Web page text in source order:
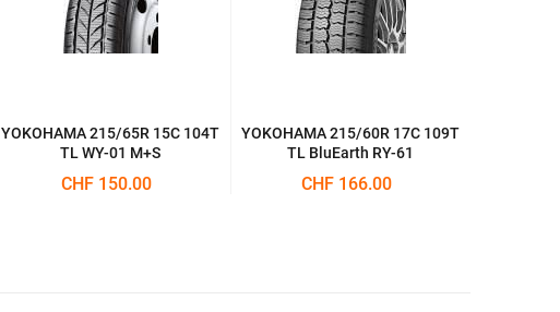
YOKOHAMA 215/65R 15C 104T
TL WY-01 M+S
CHF 150.00
YOKOHAMA 215/60R 17C 109T
TL BluEarth RY-61
CHF 166.00